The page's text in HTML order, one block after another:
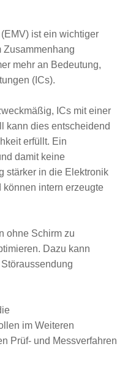
ist ein wichtiger
Zusammenhang
mehr an Bedeutung,
(ICs).
ICs mit einer
kann dies entscheidend
erfüllt. Ein
damit keine
stärker in die Elektronik
intern erzeugte
ohne Schirm zu
Dazu kann
im Weiteren
Prüf- und Messverfahren